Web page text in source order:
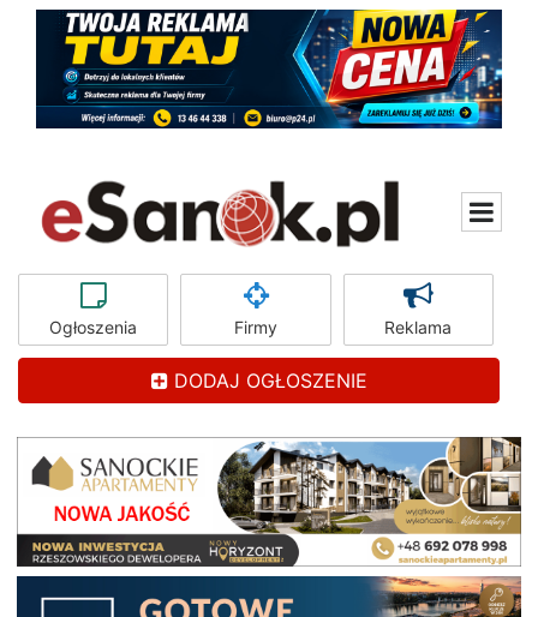
Ogłoszenia Firmy Reklama
DODAJ OGŁOSZENIE